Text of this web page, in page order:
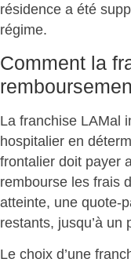
résidence a été
régime.
Comment la
La franchise LAMal
hospitalier en
frontalier doit payer
rembourse les frais
atteinte, une quote-
restants, jusqu’à un
Le choix d’une